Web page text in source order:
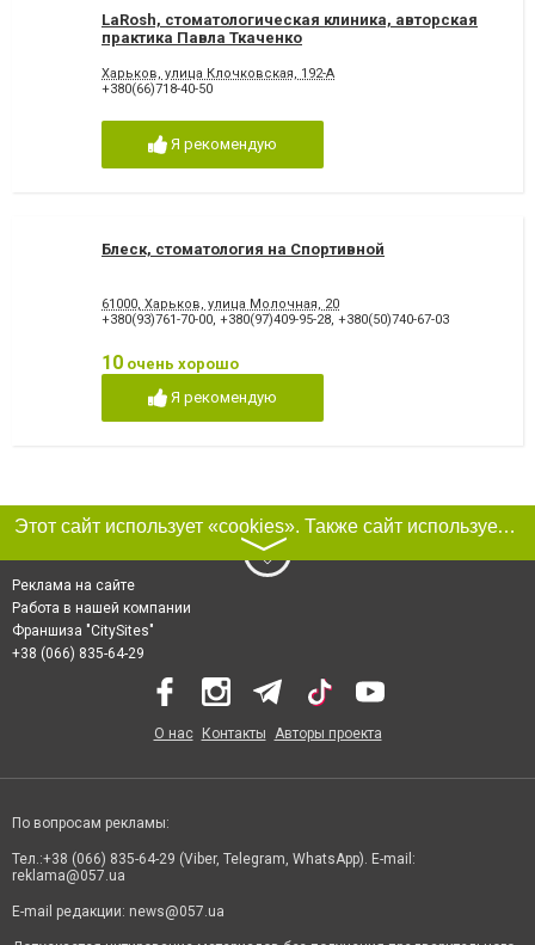
LaRosh, стоматологическая клиника, авторская
практика Павла Ткаченко
Харьков, улица Клочковская, 192-А
+380(66)718-40-50
Я рекомендую
Блеск, стоматология на Спортивной
61000, Харьков, улица Молочная, 20
+380(93)761-70-00, +380(97)409-95-28, +380(50)740-67-03
10 очень хорошо
Я рекомендую
Этот сайт использует «cookies». Также сайт использует интернет-сервис для сбора технических данных касательно посетителей с целью получения маркетинговой и статистической информации. Условия обработки данных посетителей сайта см.
〉
Реклама на сайте
Работа в нашей компании
Франшиза "CitySites"
+38 (066) 835-64-29
О нас Контакты Авторы проекта
По вопросам рекламы:
Тел.:+38 (066) 835-64-29 (Viber, Telegram, WhatsApp). E-mail:
reklama@057.ua
E-mail редакции: news@057.ua